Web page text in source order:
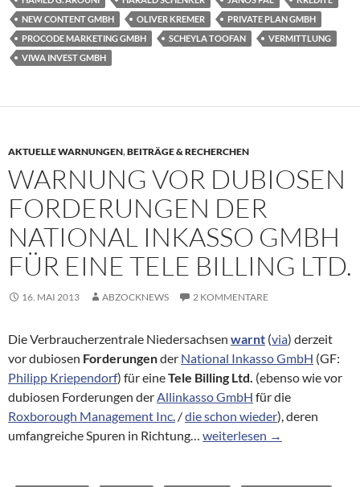
NEW CONTENT GMBH
OLIVER KREMER
PRIVATE PLAN GMBH
PROCODE MARKETING GMBH
SCHEYLA TOOFAN
VERMITTLUNG
VIWA INVEST GMBH
AKTUELLE WARNUNGEN,BEITRÄGE & RECHERCHEN
WARNUNG VOR DUBIOSEN
FORDERUNGEN DER
NATIONAL INKASSO GMBH
FÜR EINE TELE BILLING LTD.
16. MAI 2013 ABZOCKNEWS 2 KOMMENTARE
Die Verbraucherzentrale Niedersachsen warnt (via) derzeit
vor dubiosen Forderungender National Inkasso GmbH (GF:
Philipp Kriependorf) für eineTele Billing Ltd. (ebenso wie vor
dubiosen Forderungen derAllinkasso GmbH für die
Roxborough Management Inc. /die schon wieder), deren
umfangreiche Spuren in Richtung… Warnung vor dubiosen
weiterlesen →